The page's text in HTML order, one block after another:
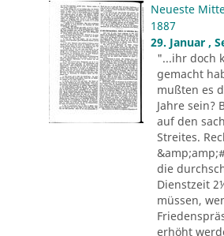
Neueste
1887
29. Januar ,
"...ihr doch
gemacht
mußten es
Jahre sein?
auf den
Streites.
die
Dienstzeit
müssen,
erhöht